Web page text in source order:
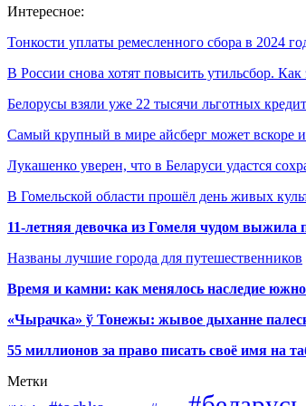
Интересное:
Тонкости уплаты ремесленного сбора в 2024
В России снова хотят повысить утильсбор. Как
Белорусы взяли уже 22 тысячи льготных
Самый крупный в мире айсберг может вскоре
Лукашенко уверен, что в Беларуси удастся
В Гомельской области прошёл день живых
11-летняя девочка из Гомеля чудом выжила
Названы лучшие города для путешественников
Время и камни: как менялось наследие
«Чырачка» ў Тонежы: жывое дыханне
55 миллионов за право писать своё имя на
Метки